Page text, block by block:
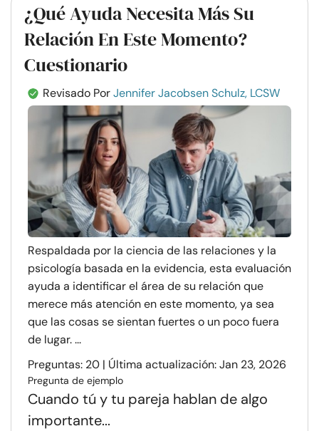
¿Qué Ayuda Necesita Más Su
Relación En Este Momento?
Cuestionario
Revisado PorJennifer Jacobsen Schulz, LCSW
Respaldada por la ciencia de las relaciones y la
psicología basada en la evidencia, esta evaluación
ayuda a identificar el área de su relación que
merece más atención en este momento, ya sea
que las cosas se sientan fuertes o un poco fuera
de lugar. ...
Preguntas: 20 | Última actualización: Jan 23, 2026
Pregunta de ejemplo
Cuando tú y tu pareja hablan de algo
importante...